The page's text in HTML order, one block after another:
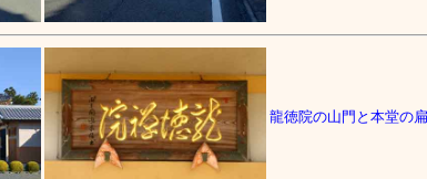
龍徳院の山門と本堂の